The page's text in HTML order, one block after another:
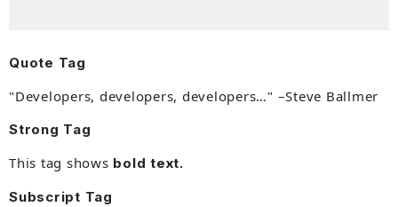
Quote Tag
Developers, developers, developers… –Steve Ballmer
Strong Tag
This tag shows bold text.
Subscript Tag